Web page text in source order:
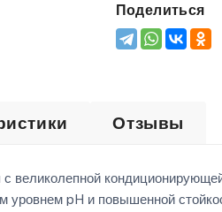
Поделиться
Отзывы
с великолепной
уровнем pH и повышенной